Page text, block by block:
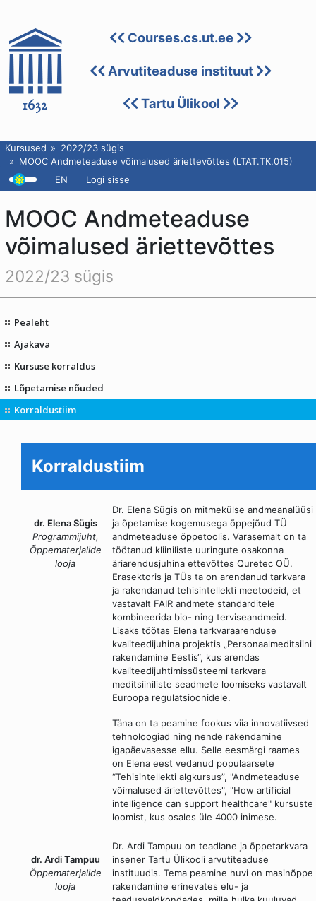
Courses.cs.ut.ee
Arvutiteaduse instituut
Tartu Ülikool
Kursused
2022/23 sügis
MOOC Andmeteaduse võimalused äriettevõttes (LTAT.TK.015)
EN
Logi sisse
MOOC Andmeteaduse
võimalused äriettevõttes
2022/23 sügis
Pealeht
Ajakava
Kursuse korraldus
Lõpetamise nõuded
Korraldustiim
Korraldustiim
dr. Elena Sügis
Programmijuht,
Õppematerjalide
looja
Dr. Elena Sügis on mitmekülse andmeanalüüsi
ja õpetamise kogemusega õppejõud TÜ
andmeteaduse õppetoolis. Varasemalt on ta
töötanud kliiniliste uuringute osakonna
äriarendusjuhina ettevõttes Quretec OÜ.
Erasektoris ja TÜs ta on arendanud tarkvara
ja rakendanud tehisintellekti meetodeid, et
vastavalt FAIR andmete standarditele
kombineerida bio- ning terviseandmeid.
Lisaks töötas Elena tarkvaraarenduse
kvaliteedijuhina projektis „Personaalmeditsiini
rakendamine Eestis“, kus arendas
kvaliteedijuhtimissüsteemi tarkvara
meditsiiniliste seadmete loomiseks vastavalt
Euroopa regulatsioonidele.
Täna on ta peamine fookus viia innovatiivsed
tehnoloogiad ning nende rakendamine
igapäevasesse ellu. Selle eesmärgi raames
on Elena eest vedanud populaarsete
“Tehisintellekti algkursus”, "Andmeteaduse
võimalused äriettevõttes", "How artificial
intelligence can support healthcare" kursuste
loomist, kus osales üle 4000 inimese.
dr. Ardi Tampuu
Õppematerjalide
looja
Dr. Ardi Tampuu on teadlane ja õppetarkvara
insener Tartu Ülikooli arvutiteaduse
instituudis. Tema peamine huvi on masinõppe
rakendamine erinevates elu- ja